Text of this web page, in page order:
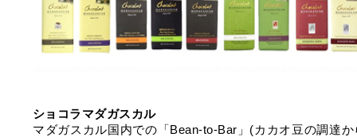
ショコラマダガスカル
マダガスカル国内での「Bean-to-Bar」(カカオ豆の調達か